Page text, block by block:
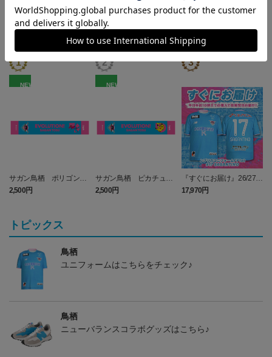
ランキング
NEW
サガン鳥栖 ポリゴンZ
タオルマフラー
2,500円
NEW
サガン鳥栖 ピカチュウ
タオルマフラー
2,500円
『すぐにお届け』26/27レ
プリカユニフォームFP1st
No.17 SAGANTINO
17,970円
トピックス
鳥栖
ユニフォームはこちらをチェック♪
鳥栖
ニューバランスコラボグッズはこちら♪